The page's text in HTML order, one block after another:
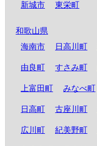
新城市 東栄町
和歌山県
海南市
日高川町
由良町 すさみ町
上富田町 みなべ町
日高町 古座川町
広川町 紀美野町